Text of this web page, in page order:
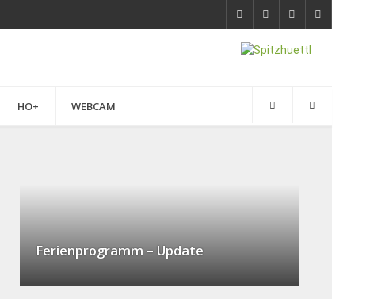
HO+ WEBCAM
Ferienprogramm – Update